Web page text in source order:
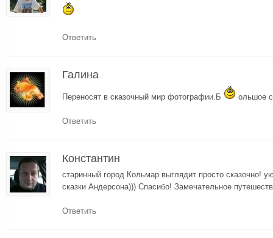
Ответить
Галина
Переносят в сказочный мир фотографии.Б ольшое
Ответить
Константин
старинный город Кольмар выглядит просто сказочно!
сказки Андерсона))) Спасибо! Замечательное
Ответить